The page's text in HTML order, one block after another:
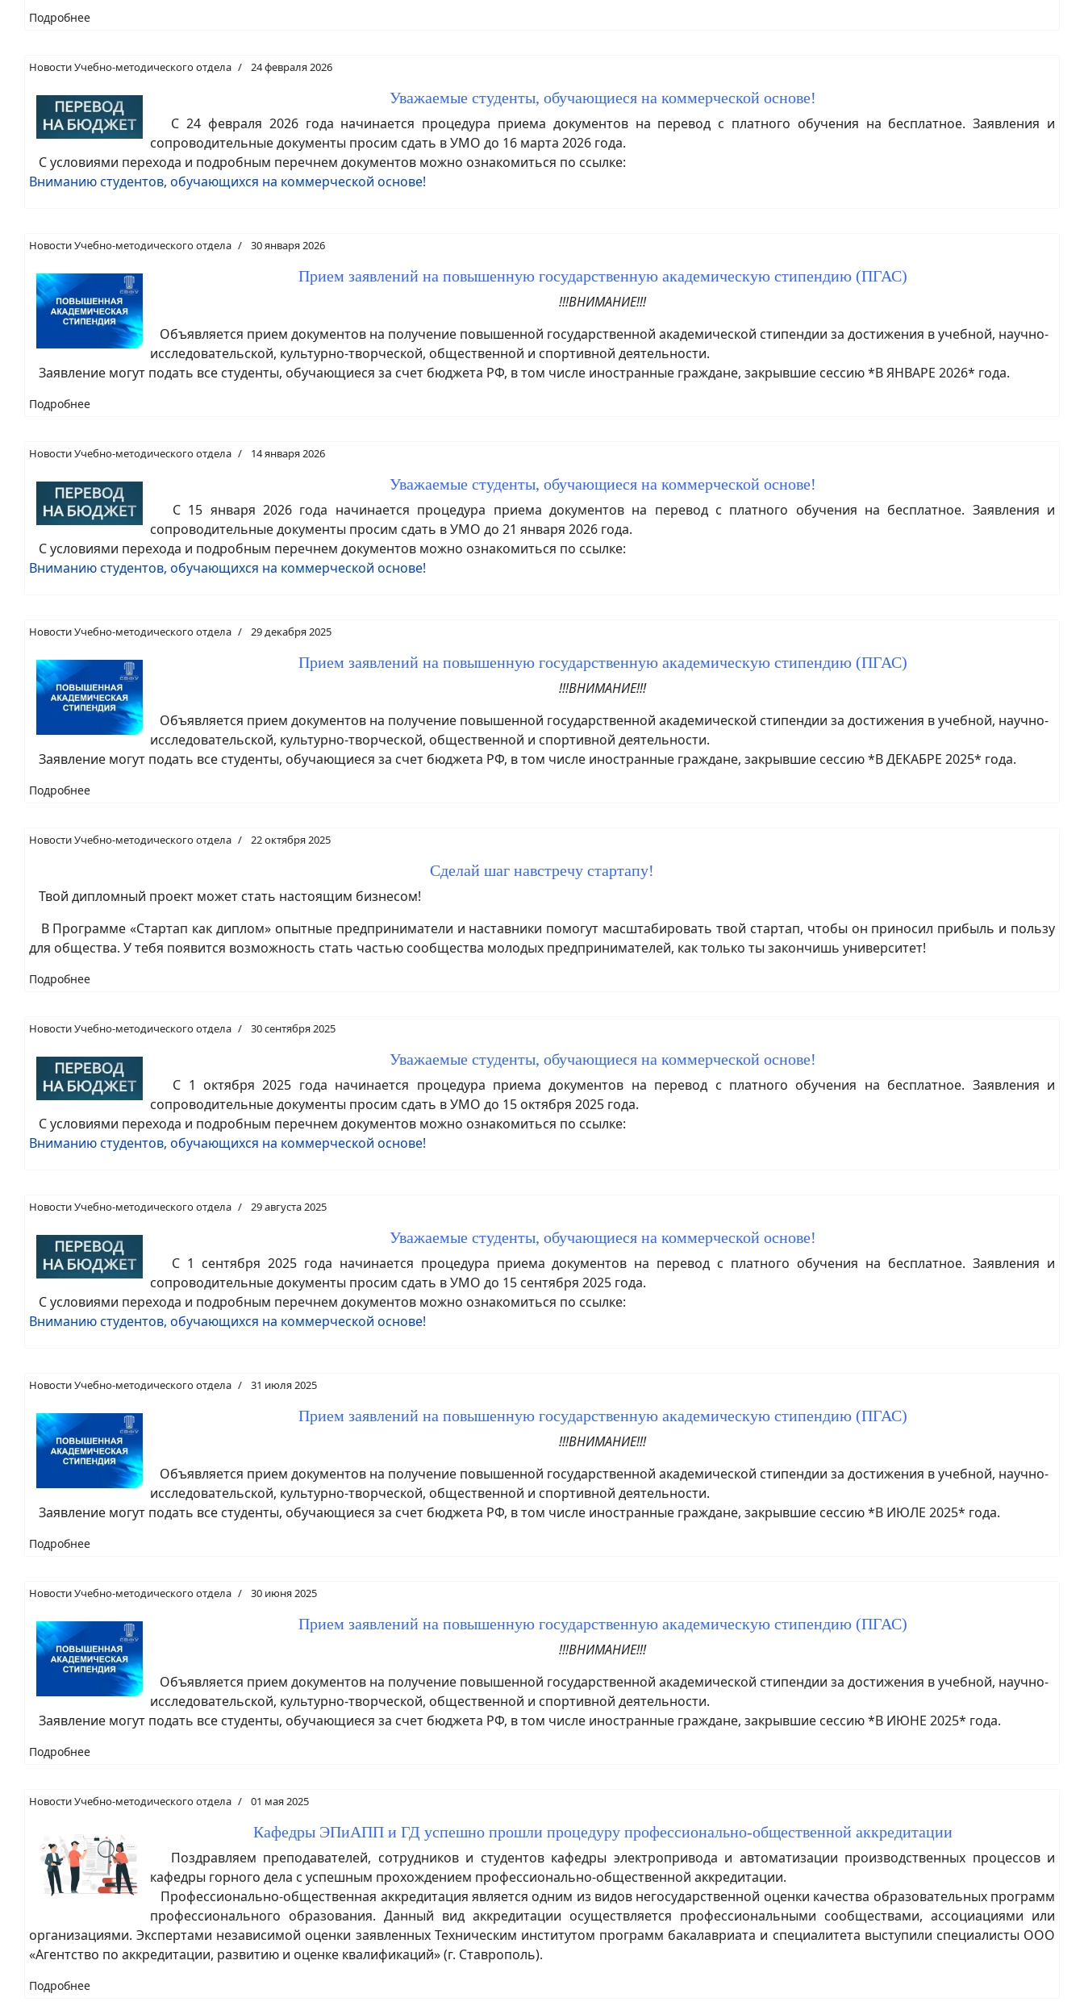
Подробнее
Новости Учебно-методического отдела 24 февраля 2026
Уважаемые студенты, обучающиеся на коммерческой основе!
С 24 февраля 2026 года начинается процедура приема документов на перевод с платного обучения на бесплатное. Заявления и
сопроводительные документы просим сдать в УМО до 16 марта 2026 года.
С условиями перехода и подробным перечнем документов можно ознакомиться по ссылке:
Вниманию студентов, обучающихся на коммерческой основе!
Новости Учебно-методического отдела 30 января 2026
Прием заявлений на повышенную государственную академическую стипендию (ПГАС)
!!!ВНИМАНИЕ!!!
Объявляется прием документов на получение повышенной государственной академической стипендии за достижения в учебной, научно-
исследовательской, культурно-творческой, общественной и спортивной деятельности.
Заявление могут подать все студенты, обучающиеся за счет бюджета РФ, в том числе иностранные граждане, закрывшие сессию *В ЯНВАРЕ 2026* года.
Подробнее
Новости Учебно-методического отдела 14 января 2026
Уважаемые студенты, обучающиеся на коммерческой основе!
С 15 января 2026 года начинается процедура приема документов на перевод с платного обучения на бесплатное. Заявления и
сопроводительные документы просим сдать в УМО до 21 января 2026 года.
С условиями перехода и подробным перечнем документов можно ознакомиться по ссылке:
Вниманию студентов, обучающихся на коммерческой основе!
Новости Учебно-методического отдела 29 декабря 2025
Прием заявлений на повышенную государственную академическую стипендию (ПГАС)
!!!ВНИМАНИЕ!!!
Объявляется прием документов на получение повышенной государственной академической стипендии за достижения в учебной, научно-
исследовательской, культурно-творческой, общественной и спортивной деятельности.
Заявление могут подать все студенты, обучающиеся за счет бюджета РФ, в том числе иностранные граждане, закрывшие сессию *В ДЕКАБРЕ 2025* года.
Подробнее
Новости Учебно-методического отдела 22 октября 2025
Сделай шаг навстречу стартапу!
Твой дипломный проект может стать настоящим бизнесом!
В Программе «Стартап как диплом» опытные предприниматели и наставники помогут масштабировать твой стартап, чтобы он приносил прибыль и пользу
для общества. У тебя появится возможность стать частью сообщества молодых предпринимателей, как только ты закончишь университет!
Подробнее
Новости Учебно-методического отдела 30 сентября 2025
Уважаемые студенты, обучающиеся на коммерческой основе!
С 1 октября 2025 года начинается процедура приема документов на перевод с платного обучения на бесплатное. Заявления и
сопроводительные документы просим сдать в УМО до 15 октября 2025 года.
С условиями перехода и подробным перечнем документов можно ознакомиться по ссылке:
Вниманию студентов, обучающихся на коммерческой основе!
Новости Учебно-методического отдела 29 августа 2025
Уважаемые студенты, обучающиеся на коммерческой основе!
С 1 сентября 2025 года начинается процедура приема документов на перевод с платного обучения на бесплатное. Заявления и
сопроводительные документы просим сдать в УМО до 15 сентября 2025 года.
С условиями перехода и подробным перечнем документов можно ознакомиться по ссылке:
Вниманию студентов, обучающихся на коммерческой основе!
Новости Учебно-методического отдела 31 июля 2025
Прием заявлений на повышенную государственную академическую стипендию (ПГАС)
!!!ВНИМАНИЕ!!!
Объявляется прием документов на получение повышенной государственной академической стипендии за достижения в учебной, научно-
исследовательской, культурно-творческой, общественной и спортивной деятельности.
Заявление могут подать все студенты, обучающиеся за счет бюджета РФ, в том числе иностранные граждане, закрывшие сессию *В ИЮЛЕ 2025* года.
Подробнее
Новости Учебно-методического отдела 30 июня 2025
Прием заявлений на повышенную государственную академическую стипендию (ПГАС)
!!!ВНИМАНИЕ!!!
Объявляется прием документов на получение повышенной государственной академической стипендии за достижения в учебной, научно-
исследовательской, культурно-творческой, общественной и спортивной деятельности.
Заявление могут подать все студенты, обучающиеся за счет бюджета РФ, в том числе иностранные граждане, закрывшие сессию *В ИЮНЕ 2025* года.
Подробнее
Новости Учебно-методического отдела 01 мая 2025
Кафедры ЭПиАПП и ГД успешно прошли процедуру профессионально-общественной аккредитации
Поздравляем преподавателей, сотрудников и студентов кафедры электропривода и автоматизации производственных процессов и
кафедры горного дела с успешным прохождением профессионально-общественной аккредитации.
Профессионально-общественная аккредитация является одним из видов негосударственной оценки качества образовательных программ
профессионального образования. Данный вид аккредитации осуществляется профессиональными сообществами, ассоциациями или
организациями. Экспертами независимой оценки заявленных Техническим институтом программ бакалавриата и специалитета выступили специалисты ООО
«Агентство по аккредитации, развитию и оценке квалификаций» (г. Ставрополь).
Подробнее